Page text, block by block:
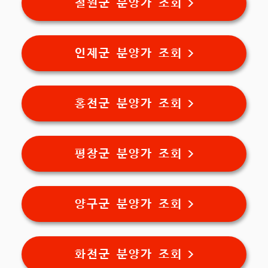
철원군 분양가 조회 >
인제군 분양가 조회 >
홍천군 분양가 조회 >
평창군 분양가 조회 >
양구군 분양가 조회 >
화천군 분양가 조회 >